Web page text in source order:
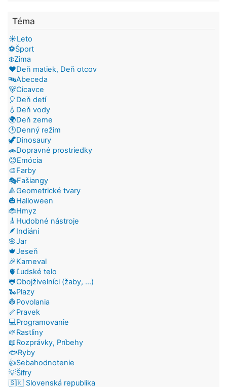
Téma
☀️Leto
⚽Šport
❄️Zima
❤️Deň matiek, Deň otcov
🔤Abeceda
🐻Cicavce
🎈Deň detí
💧Deň vody
🌍Deň zeme
🕒Denný režim
🦖Dinosaury
🚗Dopravné prostriedky
😊Emócia
🎨Farby
🎭Fašiangy
🔺Geometrické tvary
🎃Halloween
🐞Hmyz
🎸Hudobné nástroje
🪶Indiáni
🌸Jar
🍁Jeseň
🎉Karneval
🫀Ľudské telo
🐸Obojživelníci (žaby, ...)
🐍Plazy
👷Povolania
🦴Pravek
💻Programovanie
🌱Rastliny
📖Rozprávky, Príbehy
🐟Ryby
👍Sebahodnotenie
💡Šifry
🇸🇰 Slovenská republika